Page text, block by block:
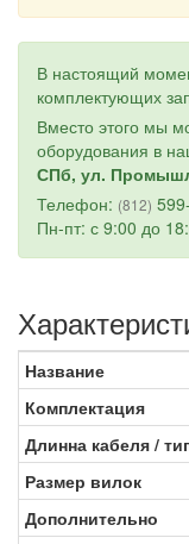
В настоящий
комплектующих
Вместо этого мы
оборудования в
СПб, ул.
Телефон: (812)
Пн-пт: с 9:00 до
Название
Комплектация
Длинна кабеля /
Размер вилок
Дополнительно